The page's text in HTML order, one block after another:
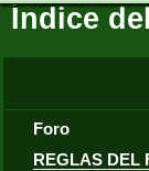
Índice
Foro
REGLAS DEL